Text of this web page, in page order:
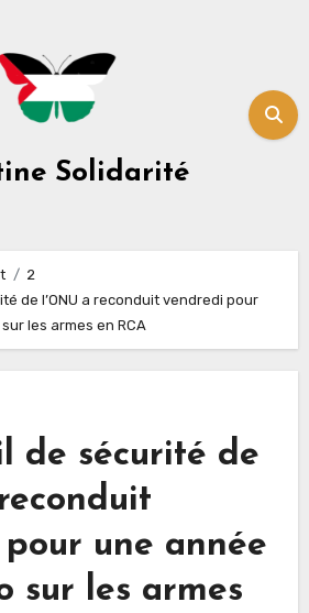
Solidarité
2
de l’ONU a reconduit vendredi pour
les armes en RCA
de sécurité de
une année
sur les armes